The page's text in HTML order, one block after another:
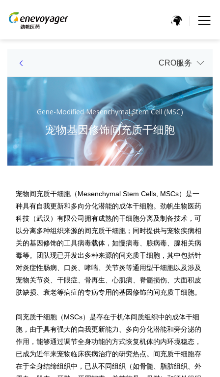
CRO服务
Gene-Modified Mesenchymal Stem Cell (MSC)
宠物基因修饰间充质干细胞
宠物间充质干细胞（Mesenchymal Stem Cells, MSCs）是一
种具有自我更新和多向分化潜能的成体干细胞。劲帆生物医药
科技（武汉）有限公司拥有成熟的干细胞分离及制备技术，可
以分离多种组织来源的间充质干细胞；同时提供与宠物疾病相
关的基因修饰的工具病毒载体，如慢病毒、腺病毒、腺相关病
毒等。团队现已开发出多种来源的间充质干细胞，其中包括针
对炎症性肠病、口炎、哮喘、关节炎等通用型干细胞以及涉及
宠物关节炎、干眼症、骨再生、心肌病、脊髓损伤、大面积皮
肤缺损、衰老等病症的专病专用的基因修饰的间充质干细胞。
间充质干细胞（MSCs）是存在于机体间质组织中的成体干细
胞，由于具有强大的自我更新能力、多向分化潜能和旁分泌的
作用，能够通过调节全身功能的方式恢复机体的内环境稳态，
已成为近年来宠物临床疾病治疗的研究热点。间充质干细胞存
在于全身结缔组织中，已从不同组织（如骨髓、脂肪组织、外